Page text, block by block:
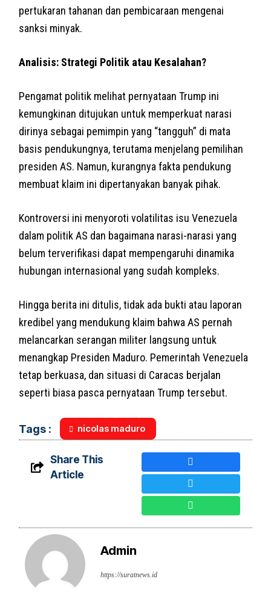
pertukaran tahanan dan pembicaraan mengenai
sanksi minyak.
Analisis: Strategi Politik atau Kesalahan?
Pengamat politik melihat pernyataan Trump ini
kemungkinan ditujukan untuk memperkuat narasi
dirinya sebagai pemimpin yang “tangguh” di mata
basis pendukungnya, terutama menjelang pemilihan
presiden AS. Namun, kurangnya fakta pendukung
membuat klaim ini dipertanyakan banyak pihak.
Kontroversi ini menyoroti volatilitas isu Venezuela
dalam politik AS dan bagaimana narasi-narasi yang
belum terverifikasi dapat mempengaruhi dinamika
hubungan internasional yang sudah kompleks.
Hingga berita ini ditulis, tidak ada bukti atau laporan
kredibel yang mendukung klaim bahwa AS pernah
melancarkan serangan militer langsung untuk
menangkap Presiden Maduro. Pemerintah Venezuela
tetap berkuasa, dan situasi di Caracas berjalan
seperti biasa pasca pernyataan Trump tersebut.
Tags : nicolas maduro
Share This
Article
Admin
https://suratnews.id